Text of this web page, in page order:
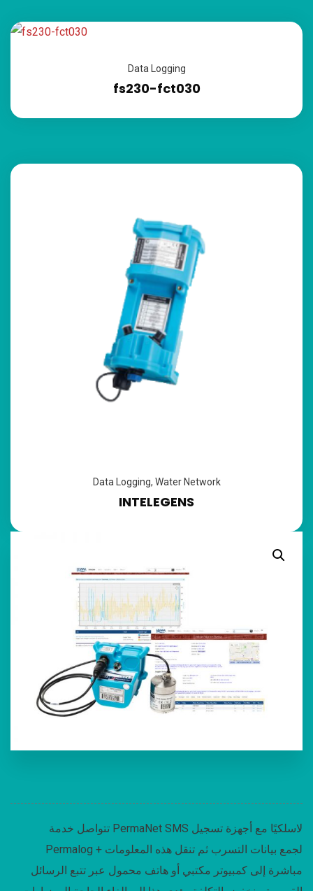
Data Logging
fs230-fct030
Data Logging, Water Network
INTELEGENS
تتواصل خدمة PermaNet SMS لاسلكيًا مع أجهزة تسجيل
Permalog + لجمع بيانات التسرب ثم تنقل هذه المعلومات
مباشرة إلى كمبيوتر مكتبي أو هاتف محمول عبر تتبع الرسائل